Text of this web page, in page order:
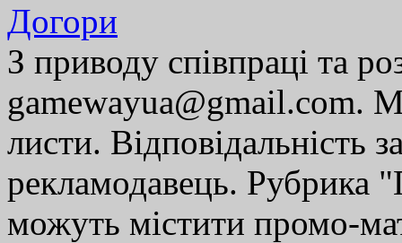
Догори
З приводу співпраці та
gamewayua@gmail.com.
листи. Відповідальність
рекламодавець. Рубрика
можуть містити промо-